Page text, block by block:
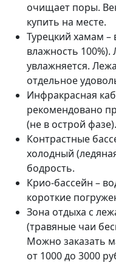
очищает поры.
купить на месте.
Турецкий хамам –
влажность
увлажняется.
отдельное
Инфракрасная
рекомендовано
(не в острой фазе).
Контрастные
холодный
бодрость.
Крио-бассейн –
короткие
Зона отдыха с
(травяные чаи
Можно заказать
от 1000 до 3000